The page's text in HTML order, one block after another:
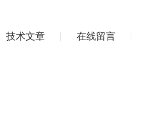
技术文章 在线留言